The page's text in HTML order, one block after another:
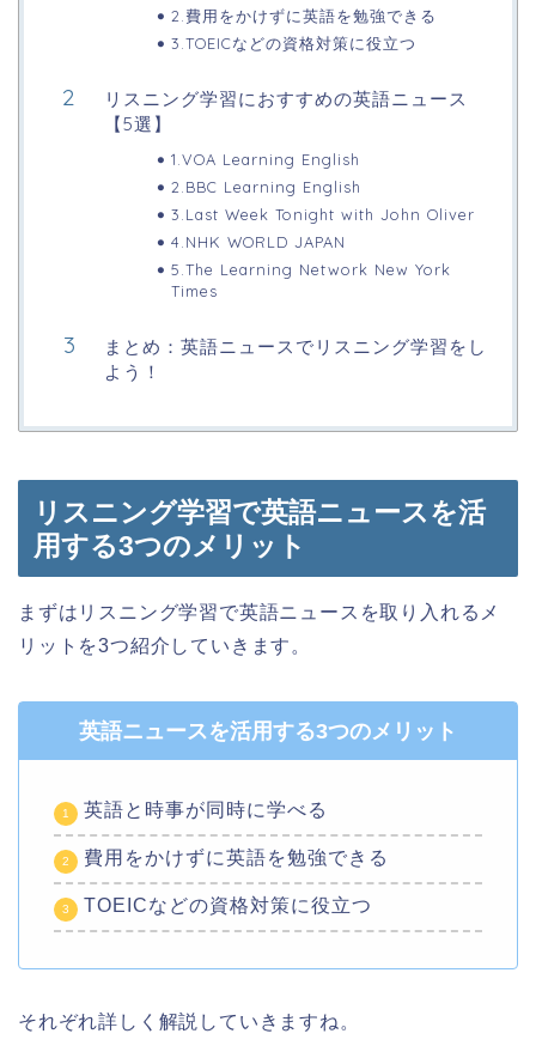
2.費用をかけずに英語を勉強できる
3.TOEICなどの資格対策に役立つ
リスニング学習におすすめの英語ニュース
【5選】
1.VOA Learning English
2.BBC Learning English
3.Last Week Tonight with John Oliver
4.NHK WORLD JAPAN
5.The Learning Network New York
Times
まとめ：英語ニュースでリスニング学習をし
よう！
リスニング学習で英語ニュースを活
用する3つのメリット
まずはリスニング学習で英語ニュースを取り入れるメ
リットを3つ紹介していきます。
英語ニュースを活用する3つのメリット
英語と時事が同時に学べる
費用をかけずに英語を勉強できる
TOEICなどの資格対策に役立つ
それぞれ詳しく解説していきますね。